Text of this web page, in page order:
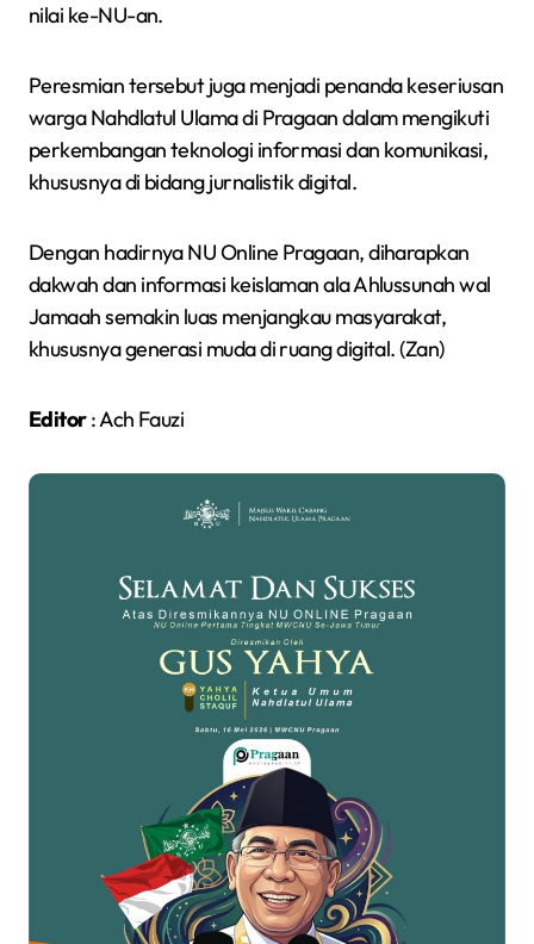
nilai ke-NU-an.
Peresmian tersebut juga menjadi penanda keseriusan
warga Nahdlatul Ulama di Pragaan dalam mengikuti
perkembangan teknologi informasi dan komunikasi,
khususnya di bidang jurnalistik digital.
Dengan hadirnya NU Online Pragaan, diharapkan
dakwah dan informasi keislaman ala Ahlussunah wal
Jamaah semakin luas menjangkau masyarakat,
khususnya generasi muda di ruang digital. (Zan)
Editor: Ach Fauzi